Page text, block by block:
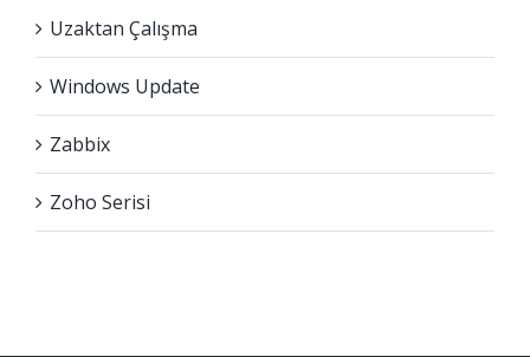
Uzaktan Çalışma
Windows Update
Zabbix
Zoho Serisi